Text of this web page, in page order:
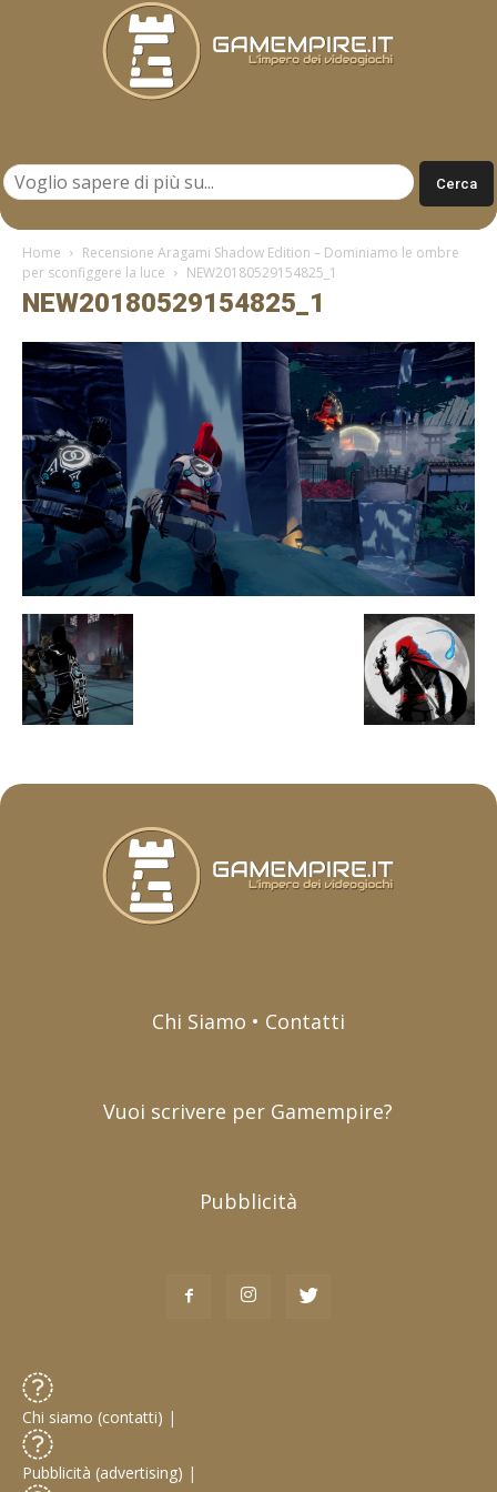
Home
Recensione Aragami Shadow Edition – Dominiamo le ombre
per sconfiggere la luce
NEW20180529154825_1
NEW20180529154825_1
Chi Siamo • Contatti
Vuoi scrivere per Gamempire?
Pubblicità
Chi siamo (contatti) |
Pubblicità (advertising) |